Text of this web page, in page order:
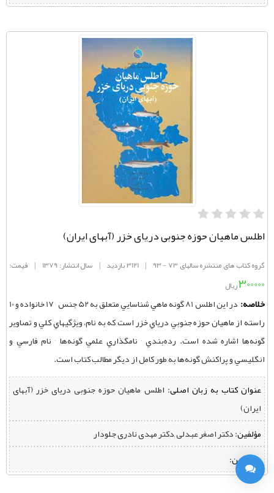
اطلس ماهیان حوزه جنوبی دریای خزر (آبهای ایران)
گروه کتاب های منتشره سالهای 73 - 93 | 3121 بازدید | سال انتشار: 1379 | قیمت:
300000ریال
خلاصه:
در اين اطلس 81 گونه ماهي شناسايي متعلق به 52 جنس ٬ 17 خانواده و 10
راسته از ماهيان حوزه جنوبي درياي خزر است كه به نام، ويژگيهاي كلي و تصاوير
گونه‌ها اشاره شده است. رده‌بندي ٬ نامگذاري علمي گونه‌ها ٬ نام فارسي و
انگليسي و پراكنش گونه‌ها به طور كامل از ديگر مطالب كتاب است.
عنوان کتاب به زبان اصلی: اطلس ماهیان حوزه جنوبی دریای خزر (آبهای
ایران)
مؤلفین:‌ دکتر اصغر عبدلی ,دکتر مهدی نادری جلودار
مترجمین: